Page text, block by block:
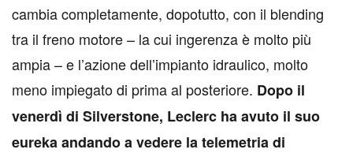
cambia completamente, dopotutto, con il blending
tra il freno motore – la cui ingerenza è molto più
ampia – e l’azione dell’impianto idraulico, molto
meno impiegato di prima al posteriore. Dopo il
venerdì di Silverstone, Leclerc ha avuto il suo
eureka andando a vedere la telemetria di